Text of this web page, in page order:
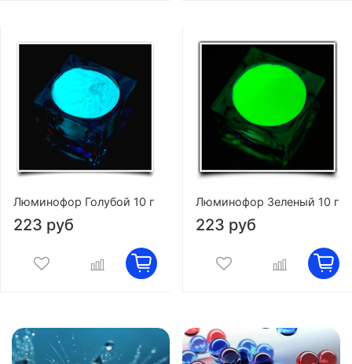
Люминофор Голубой 10 г
223 руб
Люминофор Зеленый 10 г
223 руб